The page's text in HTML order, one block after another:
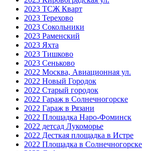
2023 ТСЖ Кварт
2023 Терехово
2023 Сокольники
2023 Раменский
2023 Яхта
2023 Тишково
2023 Сеньково
2022 Москва, Авиационная ул.
2022 Новый Городок
2022 Старый городок
2022 Гараж в Солнечногорске
2022 Гараж в Рязани
2022 Площадка Наро-Фоминск
2022 детсад Лукоморье
2022 Десткая площадка в Истре
2022 Площадка в Солнечногорске